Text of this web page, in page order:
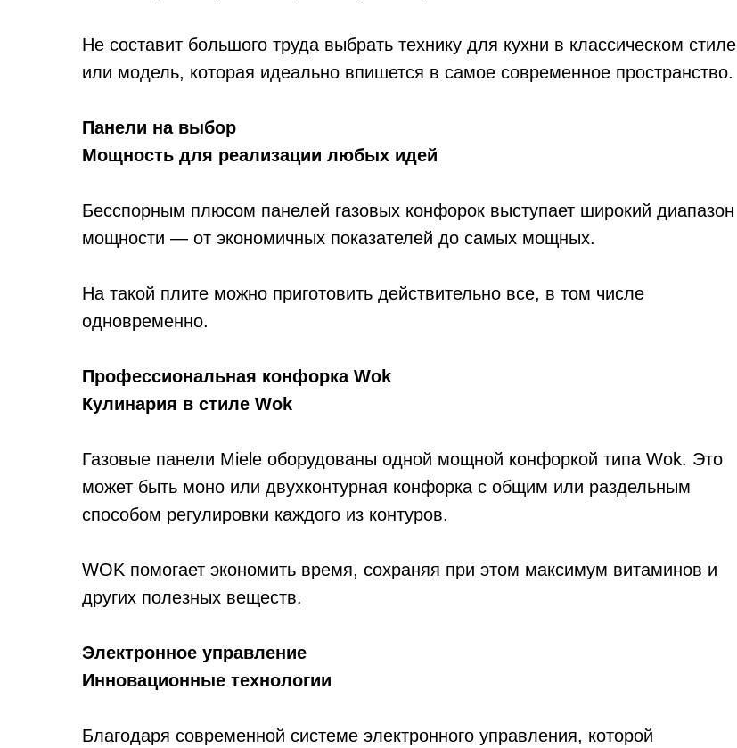
Не составит большого труда выбрать технику для кухни в классическом стиле
или модель, которая идеально впишется в самое современное пространство.
Панели на выбор
Мощность для реализации любых идей
Бесспорным плюсом панелей газовых конфорок выступает широкий диапазон
мощности — от экономичных показателей до самых мощных.
На такой плите можно приготовить действительно все, в том числе
одновременно.
Профессиональная конфорка Wok
Кулинария в стиле Wok
Газовые панели Miele оборудованы одной мощной конфоркой типа Wok. Это
может быть моно или двухконтурная конфорка с общим или раздельным
способом регулировки каждого из контуров.
WOK помогает экономить время, сохраняя при этом максимум витаминов и
других полезных веществ.
Электронное управление
Инновационные технологии
Благодаря современной системе электронного управления, которой